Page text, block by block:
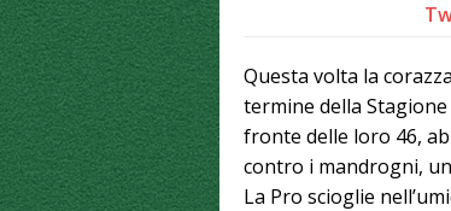
Questa volta la
termine della
fronte delle loro 46,
contro i mandrogni,
La Pro scioglie